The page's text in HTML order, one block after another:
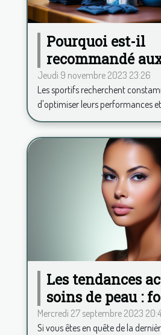
Pourquoi est-il
recommandé
de consommer de
phycocyanine ?
Jeudi 9 novembre 2023 23:26
Les sportifs recherchent
d'optimiser leurs performances
Les tendances
soins de peau :
Hydrafacial
Mercredi 27 septembre 2023
Si vous êtes en quête de la